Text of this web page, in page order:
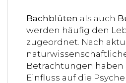
Bachblüten als auch
werden häufig den
zugeordnet. Nach
Betrachtungen haben
Einfluss auf die